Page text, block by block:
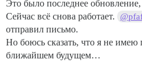
Это было последнее обновление,
Сейчас всё снова работает.
отправил письмо.
Но боюсь сказать, что я не имею
ближайшем будущем…